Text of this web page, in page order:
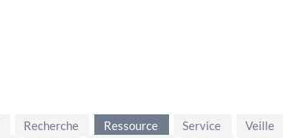
Recherche Ressource Service Veille